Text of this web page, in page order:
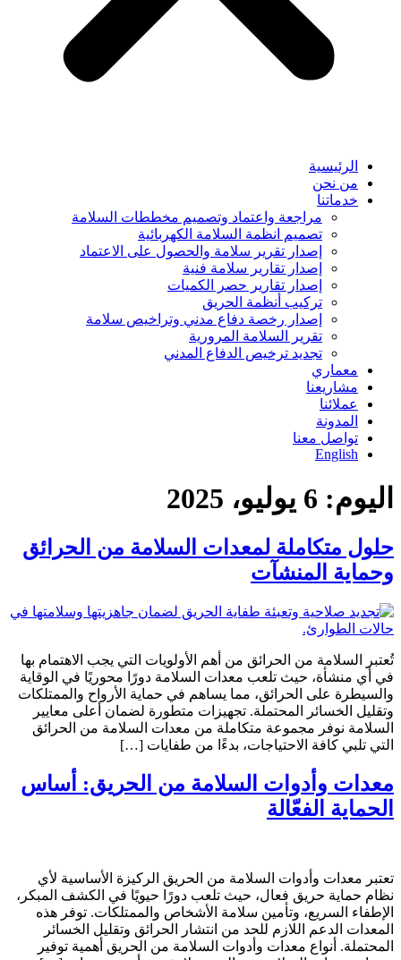
الرئيسية
من نحن
خدماتنا
مراجعة واعتماد وتصميم مخططات السلامة
تصميم انظمة السلامة الكهربائية
إصدار تقرير سلامة والحصول على الاعتماد
إصدار تقارير سلامة فنية
إصدار تقارير حصر الكميات
تركيب أنظمة الحريق
إصدار رخصة دفاع مدني وتراخيص سلامة
تقرير السلامة المرورية
تجديد ترخيص الدفاع المدني
معماري
مشاريعنا
عملائنا
المدونة
تواصل معنا
English
اليوم: 6 يوليو، 2025
حلول متكاملة لمعدات السلامة من الحرائق
وحماية المنشآت
تُعتبر السلامة من الحرائق من أهم الأولويات التي يجب الاهتمام بها
في أي منشأة، حيث تلعب معدات السلامة دورًا محوريًا في الوقاية
والسيطرة على الحرائق، مما يساهم في حماية الأرواح والممتلكات
وتقليل الخسائر المحتملة. تجهيزات متطورة لضمان أعلى معايير
السلامة نوفر مجموعة متكاملة من معدات السلامة من الحرائق
التي تلبي كافة الاحتياجات، بدءًا من طفايات […]
معدات وأدوات السلامة من الحريق: أساس
الحماية الفعّالة
تعتبر معدات وأدوات السلامة من الحريق الركيزة الأساسية لأي
نظام حماية حريق فعال، حيث تلعب دورًا حيويًا في الكشف المبكر،
الإطفاء السريع، وتأمين سلامة الأشخاص والممتلكات. توفر هذه
المعدات الدعم اللازم للحد من انتشار الحرائق وتقليل الخسائر
المحتملة. أنواع معدات وأدوات السلامة من الحريق أهمية توفير